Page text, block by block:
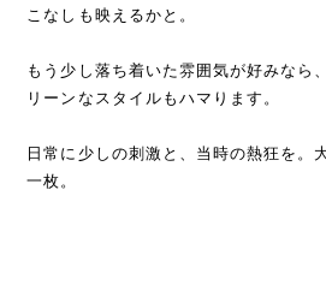
こなしも映えるかと。
もう少し落ち着いた雰囲気が好みなら
リーンなスタイルもハマります。
日常に少しの刺激と、当時の熱狂を。
一枚。